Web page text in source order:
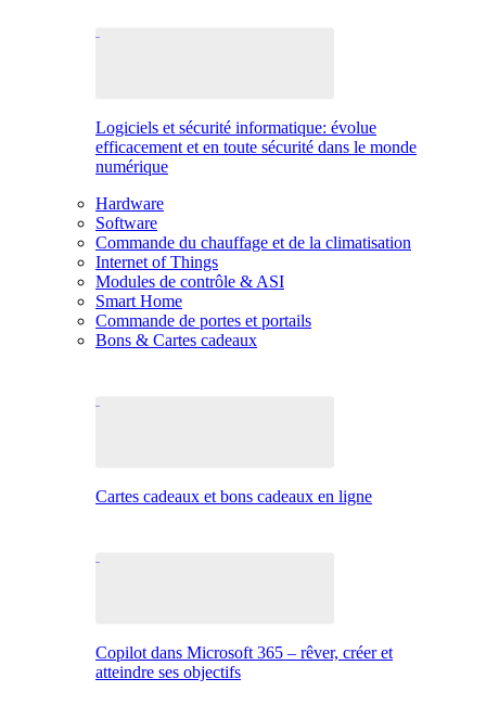
Logiciels et sécurité informatique: évolue
efficacement et en toute sécurité dans le monde
numérique
Hardware
Software
Commande du chauffage et de la climatisation
Internet of Things
Modules de contrôle & ASI
Smart Home
Commande de portes et portails
Bons & Cartes cadeaux
Cartes cadeaux et bons cadeaux en ligne
Copilot dans Microsoft 365 – rêver, créer et
atteindre ses objectifs